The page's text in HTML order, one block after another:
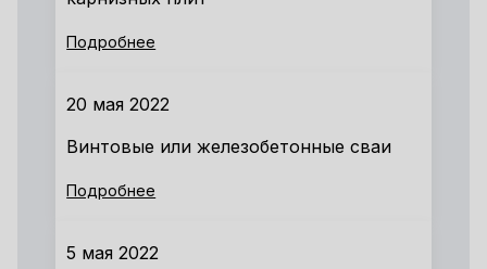
Подробнее
20 мая 2022
Винтовые или железобетонные сваи
Подробнее
5 мая 2022